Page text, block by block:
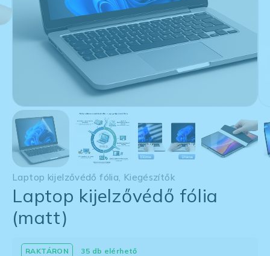
Laptop kijelzővédő fólia Kiegészítők
Laptop kijelzővédő fólia
(matt)
35 db elérhető